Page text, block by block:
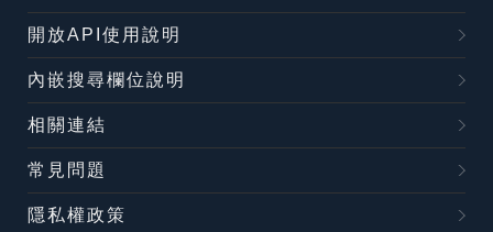
開放API使用說明
內嵌搜尋欄位說明
相關連結
常見問題
隱私權政策